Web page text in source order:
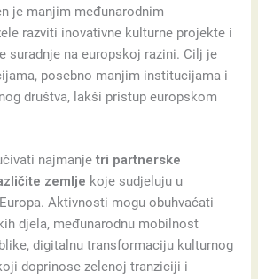
je manjim međunarodnim
razviti inovativne kulturne projekte i
suradnje na europskoj razini. Cilj je
posebno manjim institucijama i
društva, lakši pristup europskom
najmanjetri partnerske
zemlje koje sudjeluju u
Aktivnosti mogu obuhvaćati
djela, međunarodnu mobilnost
digitalnu transformaciju kulturnog
doprinose zelenoj tranziciji i